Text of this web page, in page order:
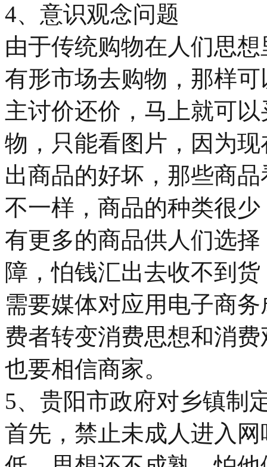
4、意识观念问题
由于传统购物在人们思
有形市场去购物，那样
主讨价还价，马上就可
物，只能看图片，因为
出商品的好坏，那些商
不一样，商品的种类很
有更多的商品供人们选
障，怕钱汇出去收不到
需要媒体对应用电子商
费者转变消费思想和消
也要相信商家。
5、贵阳市政府对乡镇制
首先，禁止未成人进入